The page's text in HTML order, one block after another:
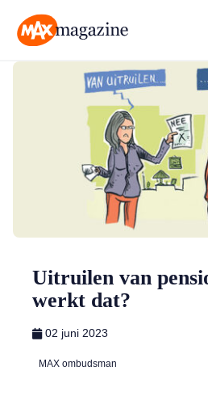
Uitruilen van
werkt dat?
02 juni 2023
MAX ombudsman